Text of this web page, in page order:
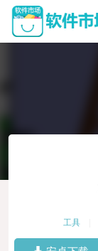
工具